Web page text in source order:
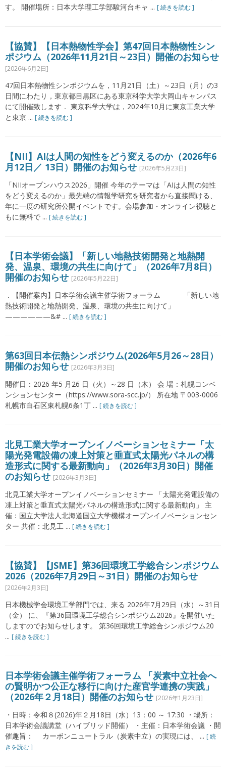
す。 開催場所：日本大学理工学部駿河台キャ ... [ 続きを読む ]
【協賛】【日本熱物性学会】第47回日本熱物性シン
ポジウム（2026年11月21日～23日）開催のお知らせ
[2026年6月2日]
47回日本熱物性シンポジウムを，11月21日（土）～23日（月）の3
日間にわたり，東京都目黒区にある東京科学大学大岡山キャンパス
にて開催致します． 東京科学大学は，2024年10月に東京工業大学
と東京 ... [ 続きを読む ]
【NII】AIは人間の知性をどう変えるのか（2026年6
月12日／ 13日）開催のお知らせ [2026年5月23日]
「NIIオープンハウス2026」開催 今年のテーマは「AIは人間の知性
をどう変えるのか」最先端の情報学研究を研究者から直接聞ける、
年に一度の研究所公開イベントです。会場参加・オンライン視聴と
もに無料で ... [ 続きを読む ]
【日本学術会議】「新しい地熱技術開発と地熱開
発、温泉、環境の共生に向けて」（2026年7月8日）
開催のお知らせ [2026年5月22日]
．【開催案内】日本学術会議主催学術フォーラム 「新しい地
熱技術開発と地熱開発、温泉、環境の共生に向けて」
——————&# ... [ 続きを読む ]
第63回日本伝熱シンポジウム(2026年5月26～28日）
開催のお知らせ [2026年3月3日]
開催日：2026 年5 月26 日（火）～28 日（木） 会 場：札幌コンベ
ンションセンター（https://www.sora-scc.jp/） 所在地 〒003-0006
札幌市⽩⽯区東札幌6条1丁 ... [ 続きを読む ]
北見工業大学オープンイノベーションセミナー「太
陽光発電設備の凍上対策と垂直式太陽光パネルの構
造形式に関する最新動向」（2026年3月30日）開催
のお知らせ [2026年3月3日]
北見工業大学オープンイノベーションセミナー 「太陽光発電設備の
凍上対策と垂直式太陽光パネルの構造形式に関する最新動向」 主
催：国立大学法人北海道国立大学機構オープンイノベーションセン
ター 共催：北見工 ... [ 続きを読む ]
【協賛】【JSME】第36回環境工学総合シンポジウム
2026（2026年7月29日～31日）開催のお知らせ
[2026年2月3日]
日本機械学会環境工学部門では、来る 2026年7月29日（水）～31日
（金） に、『第36回環境工学総合シンポジウム2026』を開催いた
しますのでお知らせします。 第36回環境工学総合シンポジウム20
... [ 続きを読む ]
日本学術会議主催学術フォーラム 「炭素中立社会へ
の賢明かつ公正な移行に向けた産官学連携の実践」
（2026年２月18日）開催のお知らせ [2026年1月23日]
・日時：令和８(2026)年２月18日（水）13：00 ～ 17:30 ・場所：
日本学術会議講堂（ハイブリッド開催） ・主催：日本学術会議 ・開
催趣旨： カーボンニュートラル（炭素中立）の実現には、 ... [ 続
きを読む ]